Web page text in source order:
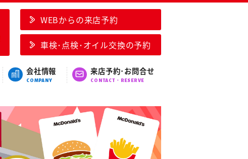
WEBからの来店予約
車検･点検･オイル交換の予約
会社情報
COMPANY
来店予約･お問合せ
CONTACT・RESERVE